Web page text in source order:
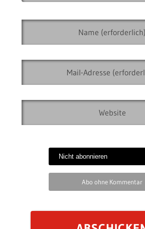
Abo ohne Kommentar